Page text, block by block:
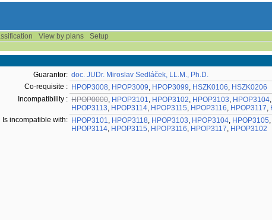
View by plans
Setup
Guarantor: doc. JUDr. Miroslav Sedláček, LL.M., Ph.D.
Co-requisite : HPOP3008, HPOP3009, HPOP3099, HSZK0106, HSZK0206
Incompatibility : HPOP0000, HPOP3101, HPOP3102, HPOP3103, HPOP3104,
HPOP3113, HPOP3114, HPOP3115, HPOP3116, HPOP3117,
Is incompatible with: HPOP3101, HPOP3118, HPOP3103, HPOP3104, HPOP3105,
HPOP3114, HPOP3115, HPOP3116, HPOP3117, HPOP3102